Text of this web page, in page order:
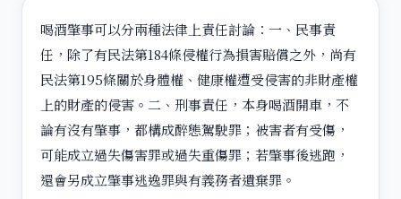
喝酒肇事可以分兩種法律上責任討論：一、民事責
任，除了有民法第184條侵權行為損害賠償之外，尚有
民法第195條關於身體權、健康權遭受侵害的非財產權
上的財產的侵害。二、刑事責任，本身喝酒開車，不
論有沒有肇事，都構成醉態駕駛罪；被害者有受傷，
可能成立過失傷害罪或過失重傷罪；若肇事後逃跑，
還會另成立肇事逃逸罪與有義務者遺棄罪。